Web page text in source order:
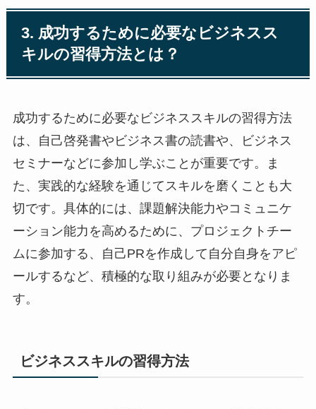
3. 成功するために必要なビジネスス
キルの習得方法とは？
成功するために必要なビジネススキルの習得方法
は、自己啓発書やビジネス書の読書や、ビジネス
セミナーなどに参加し学ぶことが重要です。ま
た、実践的な経験を通じてスキルを磨くことも大
切です。具体的には、課題解決能力やコミュニケ
ーション能力を高めるために、プロジェクトチー
ムに参加する、自己PRを作成して自分自身をアピ
ールするなど、積極的な取り組みが必要となりま
す。
ビジネススキルの習得方法